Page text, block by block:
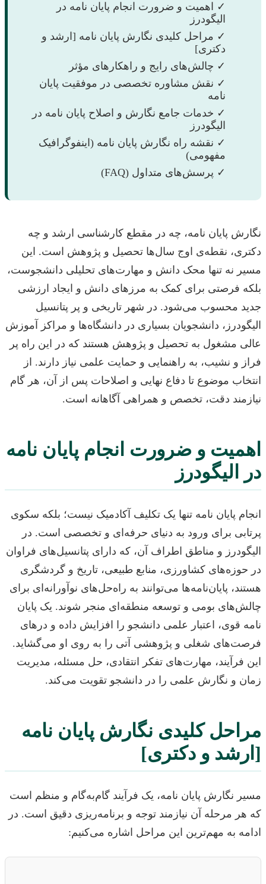
✓ اهمیت و ضرورت انجام پایان نامه در
الیگودرز
✓ مراحل کلیدی نگارش پایان نامه [ارشد و
دکتری]
✓ چالش‌های رایج و راهکارهای مؤثر
✓ نقش مشاوره تخصصی در موفقیت پایان
نامه
✓ خدمات جامع نگارش و اصلاح پایان نامه در
الیگودرز
✓ نقشه راه نگارش پایان نامه (اینفوگرافیک
مفهومی)
✓ پرسش‌های متداول (FAQ)
نگارش پایان نامه، چه در مقطع کارشناسی ارشد و چه
دکتری، نقطه‌ی اوج سال‌ها تحصیل و پژوهش است. این
مسیر نه تنها محک دانش و مهارت‌های تحلیلی دانشجوست،
بلکه فرصتی برای کمک به مرزهای دانش و ایجاد ارزشی
جدید محسوب می‌شود. در شهر تاریخی و پر پتانسیل
الیگودرز، دانشجویان بسیاری در دانشگاه‌ها و مراکز آموزش
عالی مشغول به تحصیل و پژوهش هستند که در این راه پر
فراز و نشیب، به راهنمایی و حمایت علمی نیاز دارند. از
انتخاب موضوع تا دفاع نهایی و اصلاحات پس از آن، هر گام
نیازمند دقت، تخصص و همراهی آگاهانه است.
اهمیت و ضرورت انجام پایان نامه
در الیگودرز
انجام پایان نامه تنها یک تکلیف آکادمیک نیست؛ بلکه سکوی
پرتابی برای ورود به دنیای حرفه‌ای و تخصصی است. در
الیگودرز و مناطق اطراف آن، که دارای پتانسیل‌های فراوان
در حوزه‌های کشاورزی، منابع طبیعی، تاریخ و گردشگری
هستند، پایان‌نامه‌ها می‌توانند به راه‌حل‌های نوآورانه‌ای برای
چالش‌های بومی و توسعه منطقه‌ای منجر شوند. یک پایان
نامه قوی، اعتبار علمی دانشجو را افزایش داده و درهای
فرصت‌های شغلی و پژوهشی آتی را به روی او می‌گشاید.
این فرآیند، مهارت‌های تفکر انتقادی، حل مسئله، مدیریت
زمان و نگارش علمی را در دانشجو تقویت می‌کند.
مراحل کلیدی نگارش پایان نامه
[ارشد و دکتری]
مسیر نگارش پایان نامه، یک فرآیند گام‌به‌گام و منظم است
که هر مرحله آن نیازمند توجه و برنامه‌ریزی دقیق است. در
ادامه به مهم‌ترین این مراحل اشاره می‌کنیم: